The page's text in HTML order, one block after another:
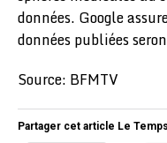
données. Google
données publiées
Source: BFMTV
Partager cet article Le